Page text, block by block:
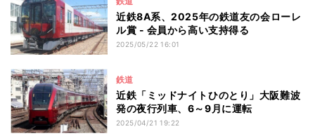
近鉄8A系、2025年の鉄道友の会ローレ
ル賞 - 会員から高い支持得る
2025/05/22 16:01
鉄道
近鉄「ミッドナイトひのとり」大阪難波
発の夜行列車、6～9月に運転
2025/04/21 19:22